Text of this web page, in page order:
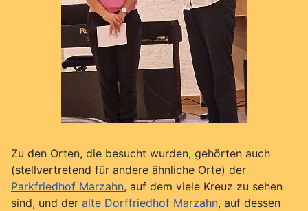
Zu den Orten, die besucht wurden, gehörten auch
(stellvertretend für andere ähnliche Orte) der
Parkfriedhof Marzahn, auf dem viele Kreuz zu sehen
sind, und der alte Dorffriedhof Marzahn, auf dessen